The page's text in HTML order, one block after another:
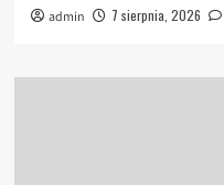
admin 7 sierpnia, 2026